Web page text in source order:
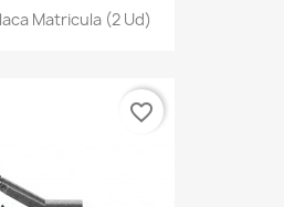
Matricula (2 Ud)
favorite_border